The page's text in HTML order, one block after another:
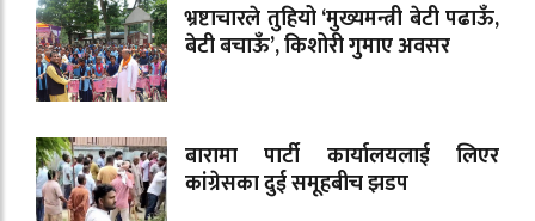
भ्रष्टाचारले तुहियो ‘मुख्यमन्त्री बेटी पढाऊँ,
बेटी बचाऊँ’, किशोरी गुमाए अवसर
बारामा पार्टी कार्यालयलाई लिएर
कांग्रेसका दुई समूहबीच झडप